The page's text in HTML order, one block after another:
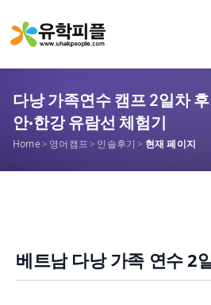
다낭 가족연수 캠프 2일차
안·한강 유람선 체험기
Home> 영어캠프> 인솔후기 > 현재 페이지
베트남 다낭 가족 연수 2